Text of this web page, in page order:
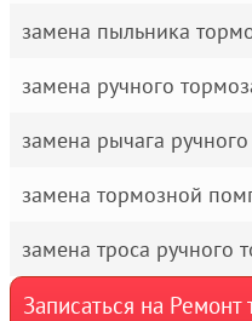
замена пыльника
замена ручного
замена рычага
замена тормозной
замена троса ручного
Записаться на